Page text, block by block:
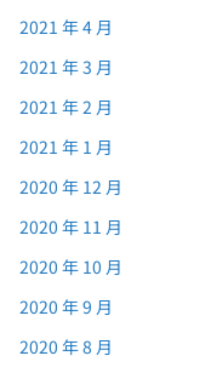
2021 年 4 月
2021 年 3 月
2021 年 2 月
2021 年 1 月
2020 年 12 月
2020 年 11 月
2020 年 10 月
2020 年 9 月
2020 年 8 月